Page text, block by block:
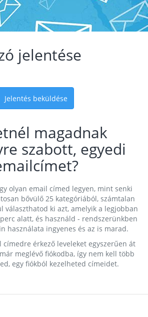
jelentése
Jelentés beküldése
magadnak
szabott, egyedi
olyan email címed legyen, mint senki
bővülő 25 kategóriából, számtalan
választhatod ki azt, amelyik a legjobban
alatt, és használd - rendszerünkben
használata ingyenes és az is marad.
címedre érkező leveleket egyszerűen át
meglévő fiókodba, így nem kell több
egy fiókból kezelheted címeidet.